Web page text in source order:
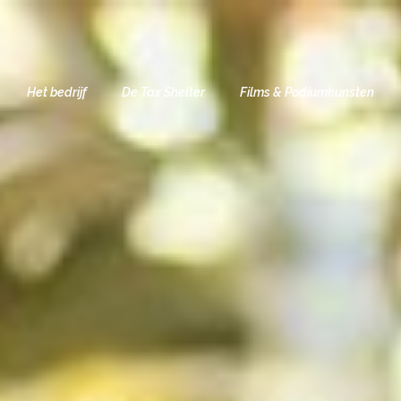
Het bedrijf De Tax Shelter Films & Podiumkunsten